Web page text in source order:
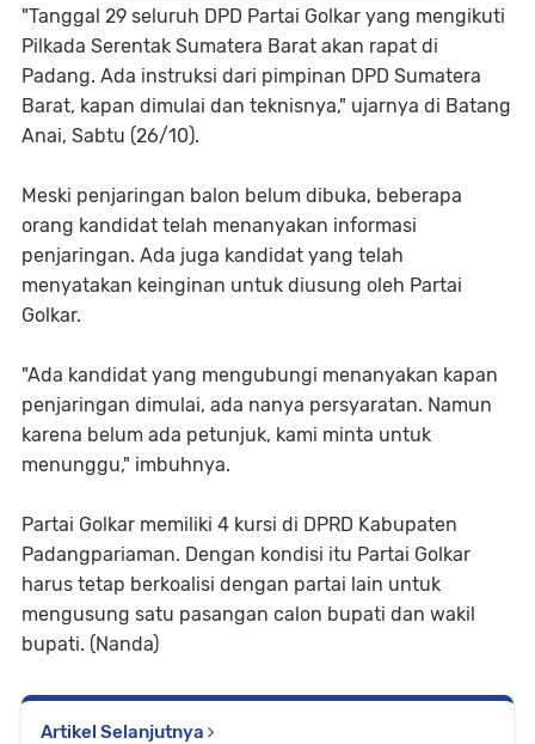
"Tanggal 29 seluruh DPD Partai Golkar yang mengikuti
Pilkada Serentak Sumatera Barat akan rapat di
Padang. Ada instruksi dari pimpinan DPD Sumatera
Barat, kapan dimulai dan teknisnya," ujarnya di Batang
Anai, Sabtu (26/10).
Meski penjaringan balon belum dibuka, beberapa
orang kandidat telah menanyakan informasi
penjaringan. Ada juga kandidat yang telah
menyatakan keinginan untuk diusung oleh Partai
Golkar.
"Ada kandidat yang mengubungi menanyakan kapan
penjaringan dimulai, ada nanya persyaratan. Namun
karena belum ada petunjuk, kami minta untuk
menunggu," imbuhnya.
Partai Golkar memiliki 4 kursi di DPRD Kabupaten
Padangpariaman. Dengan kondisi itu Partai Golkar
harus tetap berkoalisi dengan partai lain untuk
mengusung satu pasangan calon bupati dan wakil
bupati. (Nanda)
Artikel Selanjutnya